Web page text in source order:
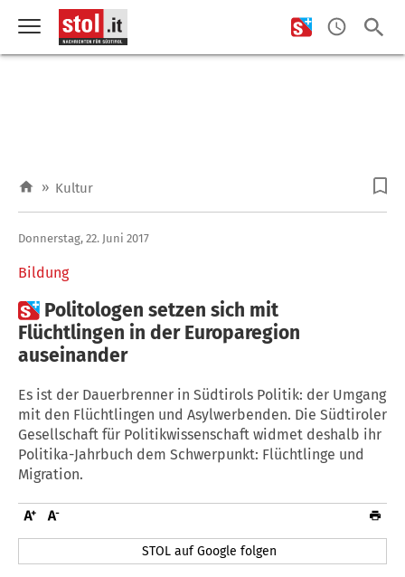
» Kultur
Bildung
Donnerstag, 22. Juni 2017
 Politologen setzen sich mit
Flüchtlingen in der Europaregion
auseinander
Es ist der Dauerbrenner in Südtirols Politik: der Umgang
mit den Flüchtlingen und Asylwerbenden. Die Südtiroler
Gesellschaft für Politikwissenschaft widmet deshalb ihr
Politika-Jahrbuch dem Schwerpunkt: Flüchtlinge und
Migration.
STOL auf Google folgen